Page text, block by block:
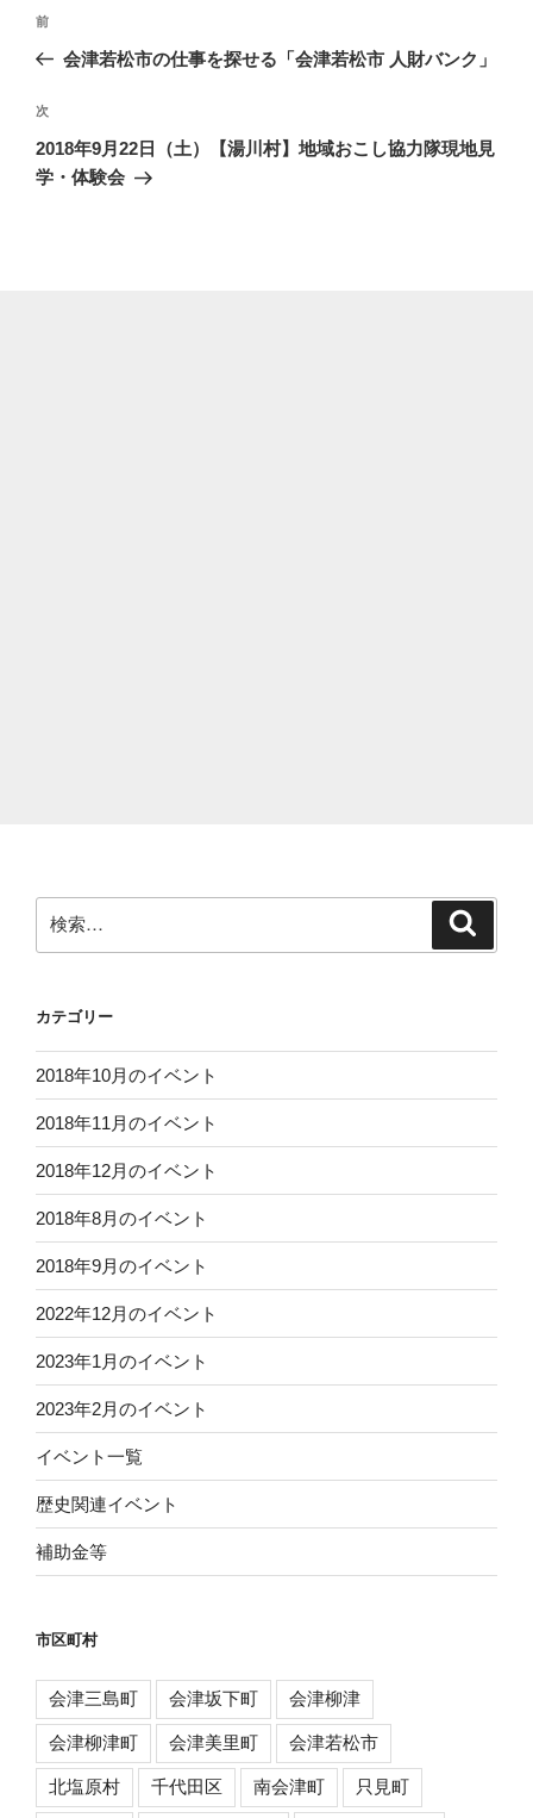
投
ビ
ゲ
ー
前
の
稿
前
会津若松市の仕事を探せる「会津若松市 人財バンク」
次
の
投
次
2018年9月22日（土）【湯川村】地域おこし協力隊現地見
学・体験会
索:
カテゴリー
2018年10月のイベント
2018年11月のイベント
2018年12月のイベント
2018年8月のイベント
2018年9月のイベント
2022年12月のイベント
2023年1月のイベント
2023年2月のイベント
イベント一覧
歴史関連イベント
補助金等
市区町村
会津三島町 会津坂下町 会津柳津
会津柳津町 会津美里町 会津若松市
北塩原村 千代田区 南会津町 只見町